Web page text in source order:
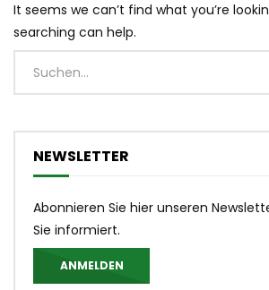
It seems we can’t find what you’re
searching can help.
NEWSLETTER
Abonnieren Sie hier unseren
Sie informiert.
ANMELDEN